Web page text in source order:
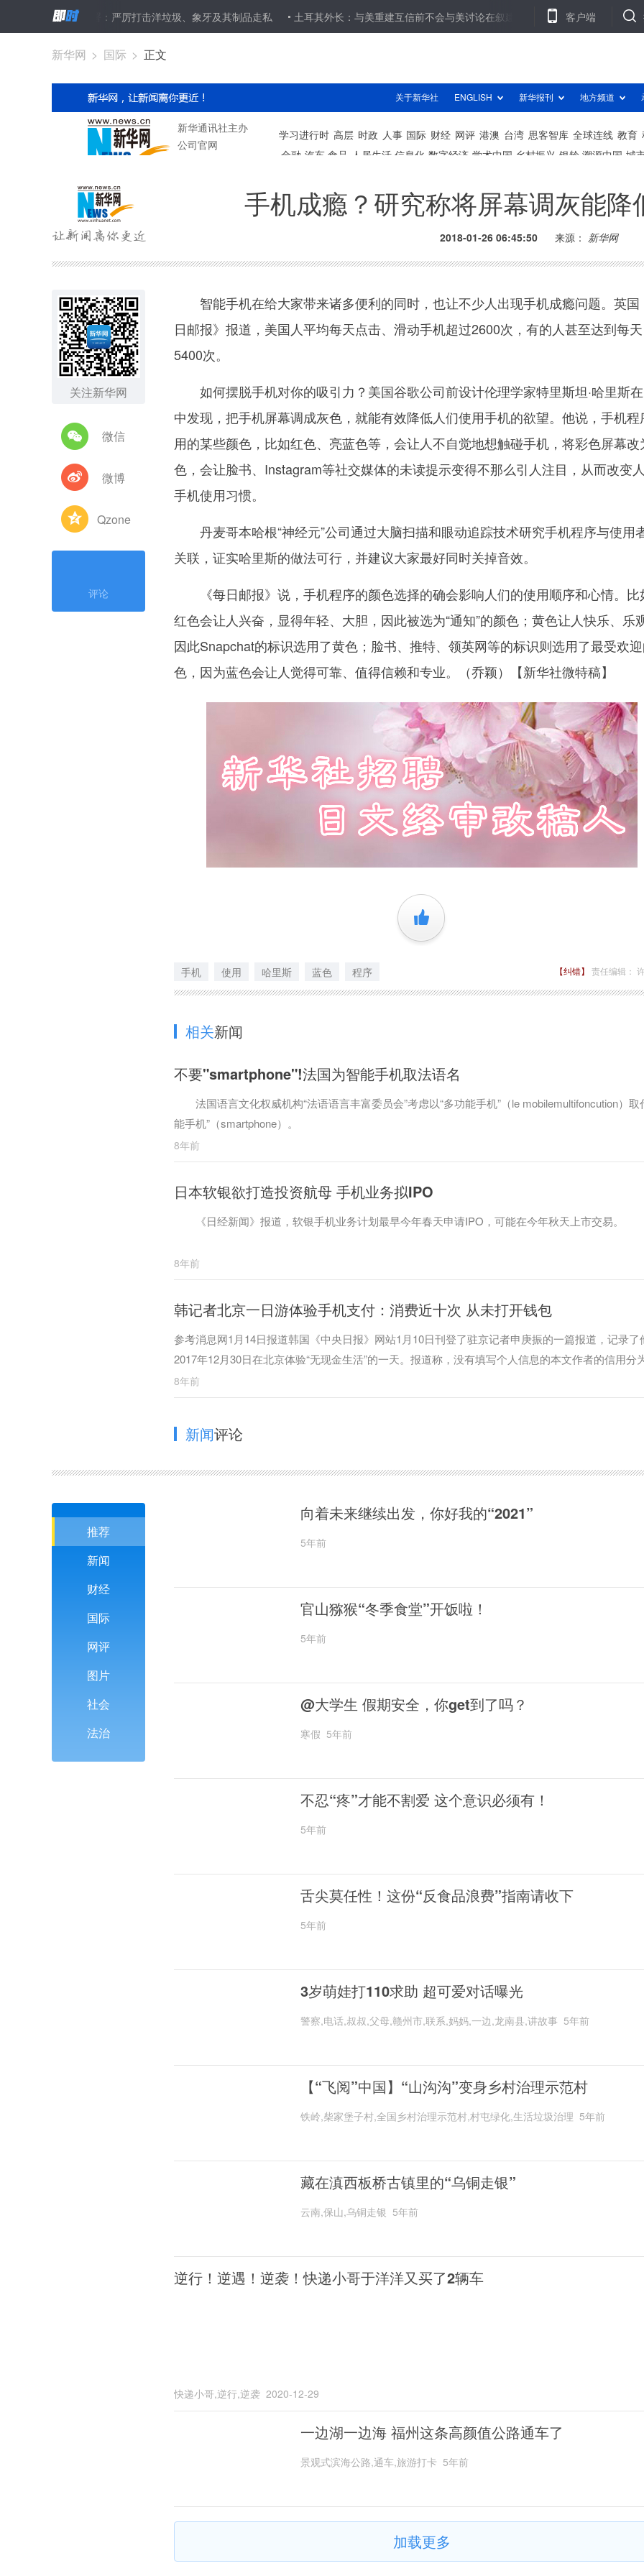
海关总署：严厉打击洋垃圾、象牙及其制品走私 土耳其外长：与美重建互信前不会与美讨论在叙建安全区问题 外卖订单上现报警求
客户端
新华网 > 国际 > 正文
手机成瘾？研究称将屏幕调灰能降
2018-01-26 06:45:50 来源： 新华网
关注新华网
微信
微博
Qzone
评论
智能手机在给大家带来诸多便利的同时，也让不少人出现手机成瘾问题。英国
日邮报》报道，美国人平均每天点击、滑动手机超过2600次，有的人甚至达到每天
5400次。
如何摆脱手机对你的吸引力？美国谷歌公司前设计伦理学家特里斯坦·哈里斯
中发现，把手机屏幕调成灰色，就能有效降低人们使用手机的欲望。他说，手机程
用的某些颜色，比如红色、亮蓝色等，会让人不自觉地想触碰手机，将彩色屏幕改
色，会让脸书、Instagram等社交媒体的未读提示变得不那么引人注目，从而改变
手机使用习惯。
丹麦哥本哈根“神经元”公司通过大脑扫描和眼动追踪技术研究手机程序与使用
关联，证实哈里斯的做法可行，并建议大家最好同时关掉音效。
《每日邮报》说，手机程序的颜色选择的确会影响人们的使用顺序和心情。比
红色会让人兴奋，显得年轻、大胆，因此被选为“通知”的颜色；黄色让人快乐、乐
因此Snapchat的标识选用了黄色；脸书、推特、领英网等的标识则选用了最受欢
色，因为蓝色会让人觉得可靠、值得信赖和专业。（乔颖）【新华社微特稿】
+1
手机 使用 哈里斯 蓝色 程序 【纠错】 责任编辑：
相关新闻
不要"smartphone"!法国为智能手机取法语名
法国语言文化权威机构“法语语言丰富委员会”考虑以“多功能手机”（le mobilemultifoncution）取
能手机”（smartphone）。
8年前
日本软银欲打造投资航母 手机业务拟IPO
《日经新闻》报道，软银手机业务计划最早今年春天申请IPO，可能在今年秋天上市交易。
8年前
韩记者北京一日游体验手机支付：消费近十次 从未打开钱包
参考消息网1月14日报道韩国《中央日报》网站1月10日刊登了驻京记者申庚振的一篇报道，记录了
2017年12月30日在北京体验“无现金生活”的一天。报道称，没有填写个人信息的本文作者的信用分
分，而其频繁使用支付宝的中国友人的信用分则高达840分。
8年前
新闻评论
推荐
新闻
财经
国际
网评
图片
社会
法治
向着未来继续出发，你好我的“2021”
5年前
官山猕猴“冬季食堂”开饭啦！
5年前
@大学生 假期安全，你get到了吗？
寒假 5年前
不忍“疼”才能不割爱 这个意识必须有！
5年前
舌尖莫任性！这份“反食品浪费”指南请收下
5年前
3岁萌娃打110求助 超可爱对话曝光
警察,电话,叔叔,父母,赣州市,联系,妈妈,一边,龙南县,讲故事 5年前
【“飞阅”中国】“山沟沟”变身乡村治理示范村
铁岭,柴家堡子村,全国乡村治理示范村,村屯绿化,生活垃圾治理 5年前
藏在滇西板桥古镇里的“乌铜走银”
云南,保山,乌铜走银 5年前
逆行！逆遇！逆袭！快递小哥于洋洋又买了2辆车
快递小哥,逆行,逆袭 2020-12-29
一边湖一边海 福州这条高颜值公路通车了
景观式滨海公路,通车,旅游打卡 5年前
加载更多